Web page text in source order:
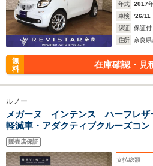
年式
2017
車検
'26/11
保証
保証付
住所
奈良県
無
料
在庫確認・見
ルノー
メガーヌ インテンス ハーフレザ
軽減車・アダクティブクルーズコ
ト・車間距離警告・標識認識・カー
USB・バックカメラ・コーナーセン
販売店保証
支払総額